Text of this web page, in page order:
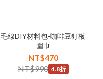
毛線DIY材料包-咖啡豆釘板
圍巾
NT$470
NT$990 4.8折